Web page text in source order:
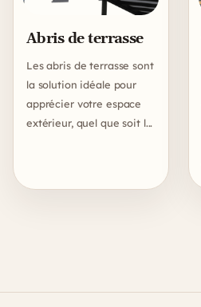
Abris de terrasse
Les abris de terrasse sont
la solution idéale pour
apprécier votre espace
extérieur, quel que soit l...